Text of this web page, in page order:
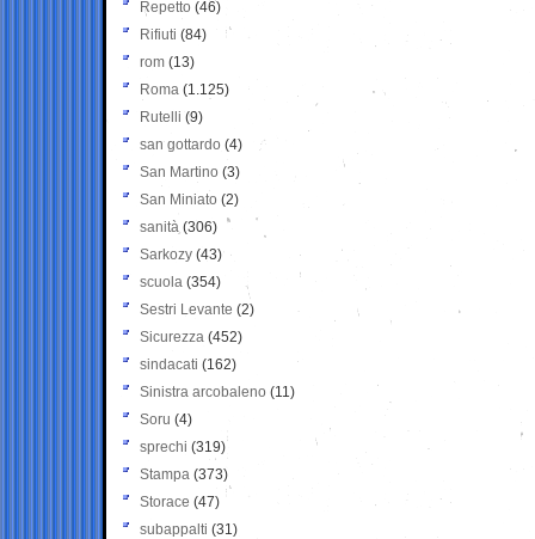
Repetto (46)
Rifiuti (84)
rom (13)
Roma (1.125)
Rutelli (9)
san gottardo (4)
San Martino (3)
San Miniato (2)
sanità (306)
Sarkozy (43)
scuola (354)
Sestri Levante (2)
Sicurezza (452)
sindacati (162)
Sinistra arcobaleno (11)
Soru (4)
sprechi (319)
Stampa (373)
Storace (47)
subappalti (31)